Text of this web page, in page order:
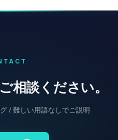
相談ください。
/ 難しい用語なしでご説明